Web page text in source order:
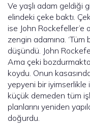
Ve yaşlı adam geldiği
elindeki çeke baktı.
ise John Rockefeller’e
zengin adamına. ‘Tüm
düşündü. John
Ama çeki
koydu. Onun
yepyeni bir iyimserlikle
küçük demeden tüm
planlarını yeniden
doğurdu.